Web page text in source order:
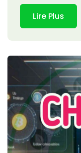
Lire Plus